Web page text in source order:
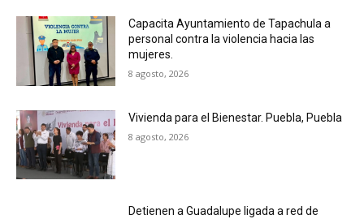
Capacita Ayuntamiento de Tapachula a
personal contra la violencia hacia las
mujeres.
8 agosto, 2026
Vivienda para el Bienestar. Puebla, Puebla
8 agosto, 2026
Detienen a Guadalupe ligada a red de